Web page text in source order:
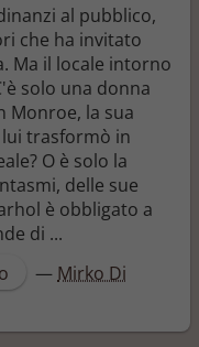
al pubblico,
che ha invitato
Ma il locale intorno
solo una donna
Monroe, la sua
trasformò in
O è solo la
delle sue
è obbligato a
di ...
— Mirko Di